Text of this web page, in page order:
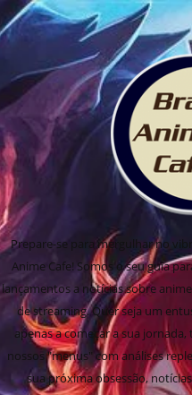
Prepare-se para mergulhar no
Anime Cafe! Somos o seu guia
lançamentos a notícias sobre
de streaming. Quer seja um
apenas a começar a sua
nossos "menus" com análises
sua próxima obsessão,